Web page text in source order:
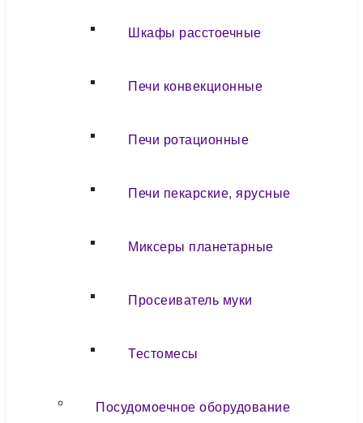
Шкафы расстоечные
Печи конвекционные
Печи ротационные
Печи пекарские, ярусные
Миксеры планетарные
Просеиватель муки
Тестомесы
Посудомоечное оборудование